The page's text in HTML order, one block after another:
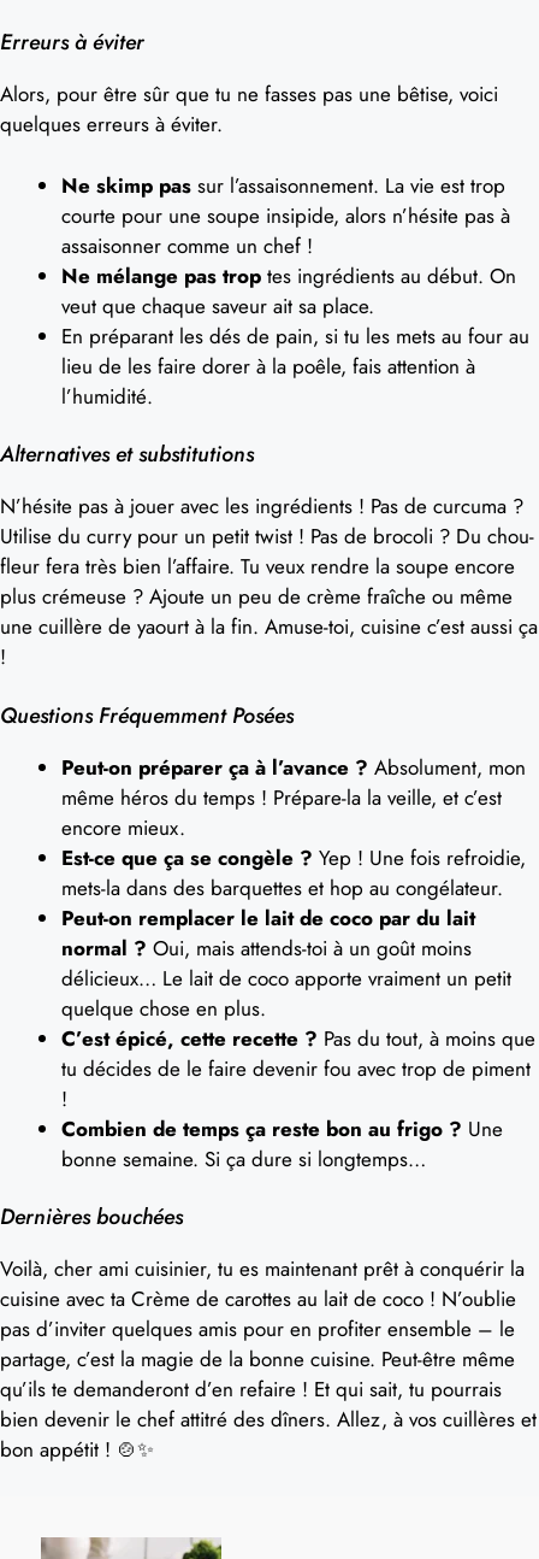
Erreurs à éviter
Alors, pour être sûr que tu ne fasses pas une bêtise, voici
quelques erreurs à éviter.
Ne skimp pas sur l’assaisonnement. La vie est trop
courte pour une soupe insipide, alors n’hésite pas à
assaisonner comme un chef !
Ne mélange pas trop tes ingrédients au début. On
veut que chaque saveur ait sa place.
En préparant les dés de pain, si tu les mets au four au
lieu de les faire dorer à la poêle, fais attention à
l’humidité.
Alternatives et substitutions
N’hésite pas à jouer avec les ingrédients ! Pas de curcuma ?
Utilise du curry pour un petit twist ! Pas de brocoli ? Du chou-
fleur fera très bien l’affaire. Tu veux rendre la soupe encore
plus crémeuse ? Ajoute un peu de crème fraîche ou même
une cuillère de yaourt à la fin. Amuse-toi, cuisine c’est aussi ça
!
Questions Fréquemment Posées
Peut-on préparer ça à l’avance ? Absolument, mon
même héros du temps ! Prépare-la la veille, et c’est
encore mieux.
Est-ce que ça se congèle ? Yep ! Une fois refroidie,
mets-la dans des barquettes et hop au congélateur.
Peut-on remplacer le lait de coco par du lait
normal ? Oui, mais attends-toi à un goût moins
délicieux… Le lait de coco apporte vraiment un petit
quelque chose en plus.
C’est épicé, cette recette ? Pas du tout, à moins que
tu décides de le faire devenir fou avec trop de piment
!
Combien de temps ça reste bon au frigo ? Une
bonne semaine. Si ça dure si longtemps…
Dernières bouchées
Voilà, cher ami cuisinier, tu es maintenant prêt à conquérir la
cuisine avec ta Crème de carottes au lait de coco ! N’oublie
pas d’inviter quelques amis pour en profiter ensemble – le
partage, c’est la magie de la bonne cuisine. Peut-être même
qu’ils te demanderont d’en refaire ! Et qui sait, tu pourrais
bien devenir le chef attitré des dîners. Allez, à vos cuillères et
bon appétit ! 🍲✨